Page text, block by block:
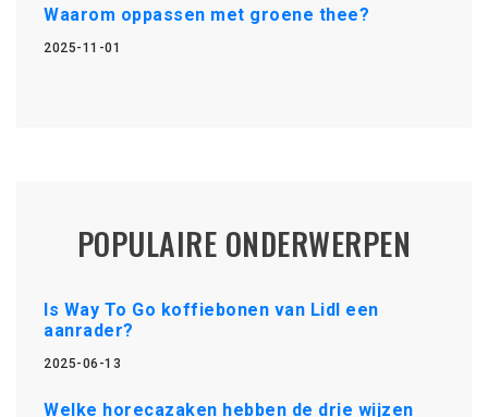
Waarom oppassen met groene thee?
2025-11-01
POPULAIRE ONDERWERPEN
Is Way To Go koffiebonen van Lidl een
aanrader?
2025-06-13
Welke horecazaken hebben de drie wijzen